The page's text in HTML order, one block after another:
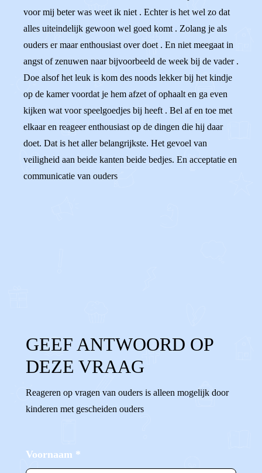
voor mij beter was weet ik niet . Echter is het wel zo dat
alles uiteindelijk gewoon wel goed komt . Zolang je als
ouders er maar enthousiast over doet . En niet meegaat in
angst of zenuwen naar bijvoorbeeld de week bij de vader .
Doe alsof het leuk is kom des noods lekker bij het kindje
op de kamer voordat je hem afzet of ophaalt en ga even
kijken wat voor speelgoedjes bij heeft . Bel af en toe met
elkaar en reageer enthousiast op de dingen die hij daar
doet. Dat is het aller belangrijkste. Het gevoel van
veiligheid aan beide kanten beide bedjes. En acceptatie en
communicatie van ouders
GEEF ANTWOORD OP
DEZE VRAAG
Reageren op vragen van ouders is alleen mogelijk door
kinderen met gescheiden ouders
Voornaam *